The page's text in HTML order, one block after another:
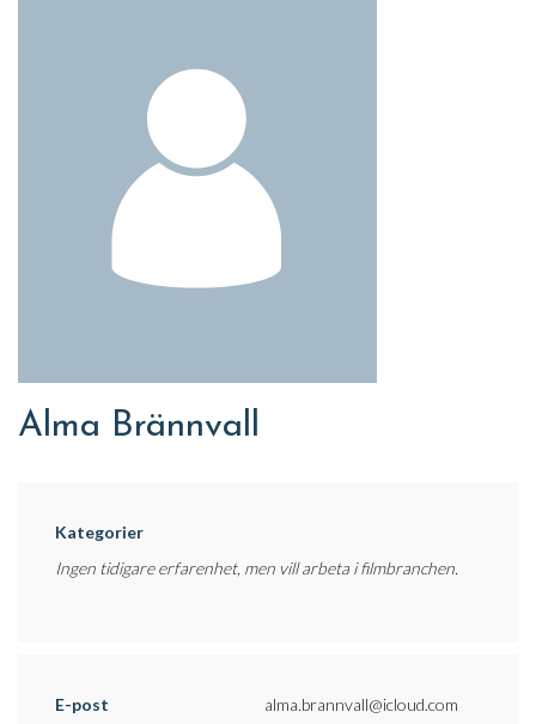
Alma Brännvall
Kategorier
Ingen tidigare erfarenhet, men vill arbeta i filmbranchen.
E-post alma.brannvall@icloud.com